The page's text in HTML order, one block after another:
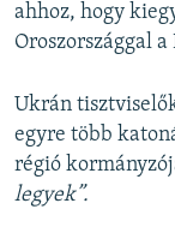
ahhoz, hogy
Oroszországgal
Ukrán
egyre több
régió
legyek”.